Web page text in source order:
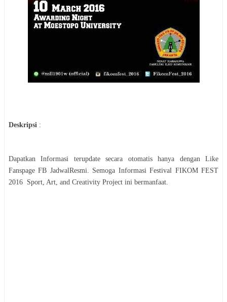
Deskripsi :
Dapatkan Informasi terupdate secara otomatis hanya dengan Like
Fanspage FB JadwalResmi. Semoga InformasiFestival FIKOM FEST
2016 Sport, Art, and Creativity Project ini bermanfaat.